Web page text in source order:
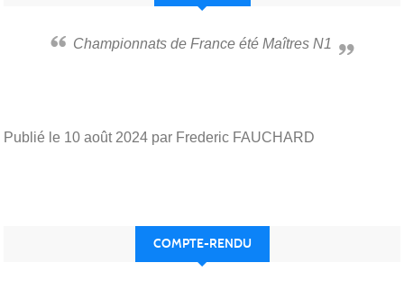
Championnats de France été Maîtres N1
Publié le 10 août 2024 par Frederic FAUCHARD
COMPTE-RENDU